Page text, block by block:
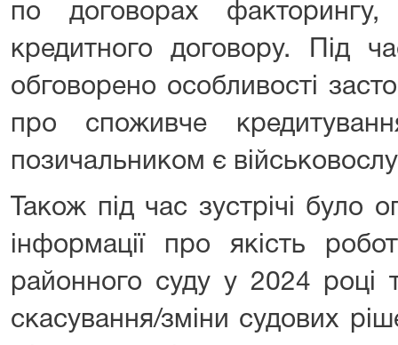
по договорах факторингу,
кредитного договору. Під
обговорено особливості
про споживче
позичальником є
Також під час зустрічі було
інформації про якість
районного суду у 2024 році
скасування/зміни судових